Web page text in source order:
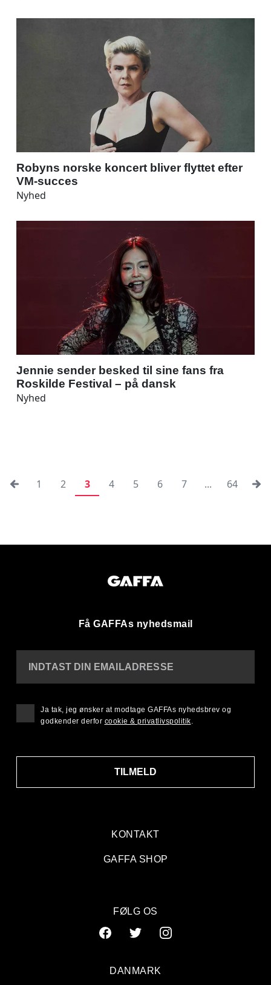
Robyns norske koncert bliver flyttet efter
VM-succes
Nyhed
Jennie sender besked til sine fans fra
Roskilde Festival – på dansk
Nyhed
1 2 3 4 5 6 7 ... 64
Få GAFFAs nyhedsmail
KONTAKT
GAFFA SHOP
INDTAST DIN EMAILADRESSE
TILMELD
Ja tak, jeg ønsker at modtage GAFFAs nyhedsbrev og
godkender derfor cookie & privatlivspolitik
FØLG OS
DANMARK